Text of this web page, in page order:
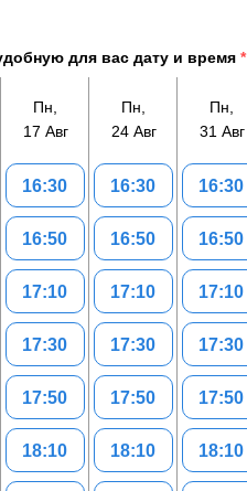
для вас дату и время *
Пн,
17 Авг
16:30
16:50
17:10
17:30
17:50
18:10
Пн,
24 Авг
16:30
16:50
17:10
17:30
17:50
18:10
Пн,
31 Авг
16:30
16:50
17:10
17:30
17:50
18:10